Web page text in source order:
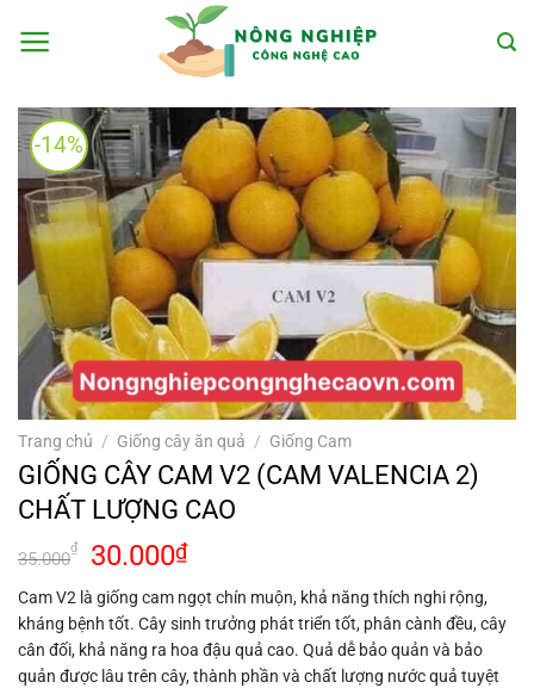
qua
dung
-14%
Trang chủ / Giống cây ăn quả / Giống Cam
GIỐNG CÂY CAM V2 (CAM VALENCIA 2)
CHẤT LƯỢNG CAO
35.000
₫
Giá
gốc
là:
35.000₫.
30.000₫Giá
hiện
tại
là:
30.000₫.
Cam V2 là giống cam ngọt chín muộn, khả năng thích nghi rộng,
kháng bệnh tốt. Cây sinh trưởng phát triển tốt, phân cành đều, cây
cân đối, khả năng ra hoa đậu quả cao. Quả dễ bảo quản và bảo
quản được lâu trên cây, thành phần và chất lượng nước quả tuyệt